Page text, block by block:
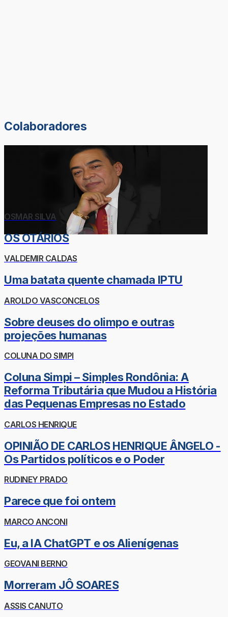
Colaboradores
OSMAR SILVA
OS OTÁRIOS
VALDEMIR CALDAS
Uma batata quente chamada IPTU
AROLDO VASCONCELOS
Sobre deuses do olimpo e outras
projeções humanas
COLUNA DO SIMPI
Coluna Simpi – Simples Rondônia: A
Reforma Tributária que Mudou a História
das Pequenas Empresas no Estado
CARLOS HENRIQUE
OPINIÃO DE CARLOS HENRIQUE ÂNGELO -
Os Partidos políticos e o Poder
RUDINEY PRADO
Parece que foi ontem
MARCO ANCONI
Eu, a IA ChatGPT e os Alienígenas
GEOVANI BERNO
Morreram JÔ SOARES
ASSIS CANUTO